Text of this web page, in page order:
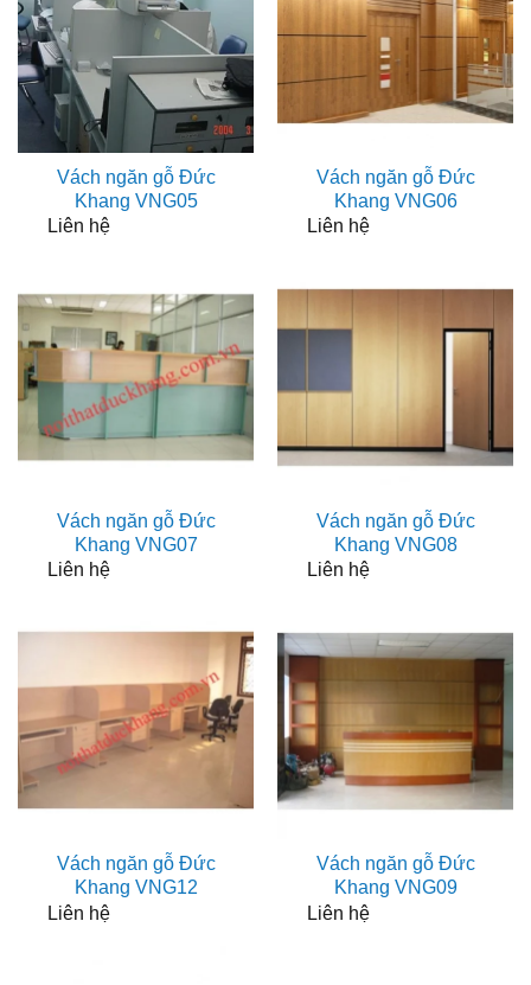
Vách ngăn gỗ Đức
Khang VNG05
Liên hệ
Vách ngăn gỗ Đức
Khang VNG06
Liên hệ
Vách ngăn gỗ Đức
Khang VNG07
Liên hệ
Vách ngăn gỗ Đức
Khang VNG08
Liên hệ
Vách ngăn gỗ Đức
Khang VNG12
Liên hệ
Vách ngăn gỗ Đức
Khang VNG09
Liên hệ